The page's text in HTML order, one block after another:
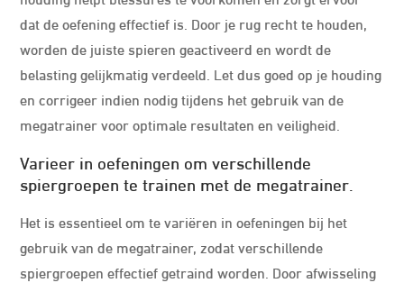
dat de oefening effectief is. Door je rug recht te houden,
worden de juiste spieren geactiveerd en wordt de
belasting gelijkmatig verdeeld. Let dus goed op je houding
en corrigeer indien nodig tijdens het gebruik van de
megatrainer voor optimale resultaten en veiligheid.
Varieer in oefeningen om verschillende
spiergroepen te trainen met de megatrainer.
Het is essentieel om te variëren in oefeningen bij het
gebruik van de megatrainer, zodat verschillende
spiergroepen effectief getraind worden. Door afwisseling